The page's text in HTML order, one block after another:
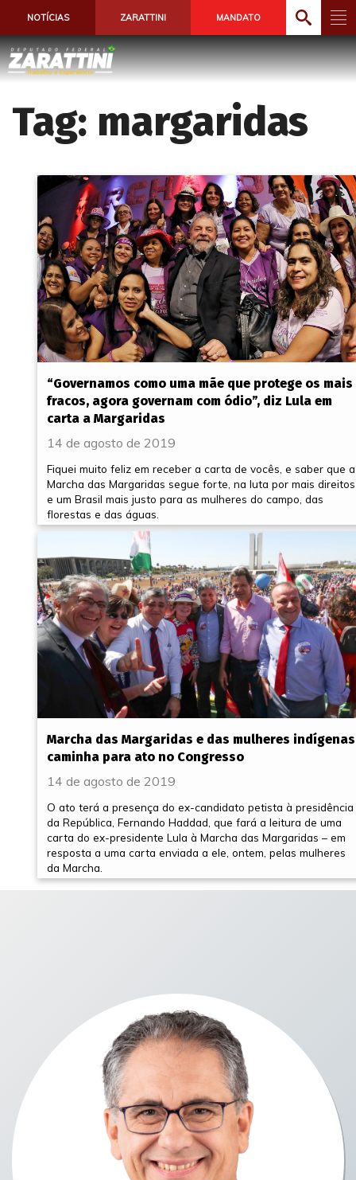
NOTÍCIAS ZARATTINI MANDATO
Tag: margaridas
“Governamos como uma mãe que protege os mais
fracos, agora governam com ódio”, diz Lula em
carta a Margaridas
14 de agosto de 2019
Fiquei muito feliz em receber a carta de vocês, e saber que a
Marcha das Margaridas segue forte, na luta por mais direitos
e um Brasil mais justo para as mulheres do campo, das
florestas e das águas.
Marcha das Margaridas e das mulheres indígenas
caminha para ato no Congresso
14 de agosto de 2019
O ato terá a presença do ex-candidato petista à presidência
da República, Fernando Haddad, que fará a leitura de uma
carta do ex-presidente Lula à Marcha das Margaridas – em
resposta a uma carta enviada a ele, ontem, pelas mulheres
da Marcha.